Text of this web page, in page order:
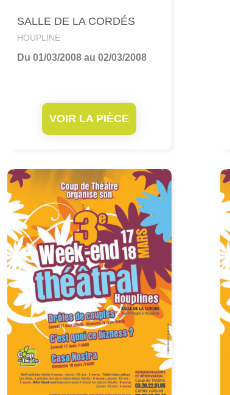
SALLE DE LA CORDÉS
HOUPLINE
Du 01/03/2008 au 02/03/2008
VOIR LA PIÈCE